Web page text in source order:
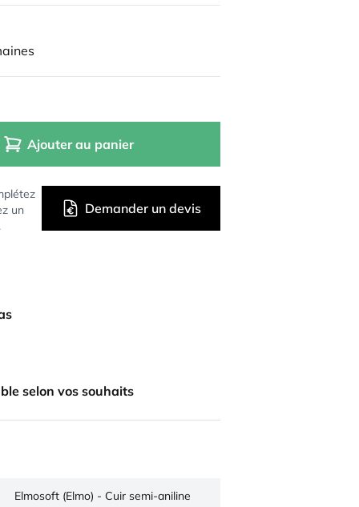
Ajouter au panier
un
Demander un devis
selon vos souhaits
Elmosoft (Elmo) - Cuir semi-aniline